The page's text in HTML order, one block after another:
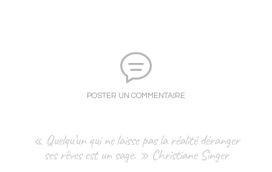
POSTER UN COMMENTAIRE
« Quelqu’un qui ne laisse pas la réalité déranger
ses rêves est un sage. » Christiane Singer